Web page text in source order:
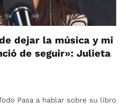
dejar la música y mi
de seguir»: Julieta
Pasa a hablar sobre su libro